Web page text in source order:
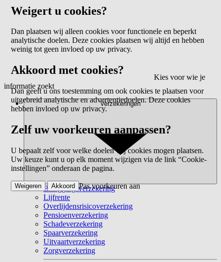
Kies voor wie je
informatie zoekt
Verzekeringen
Beleggingsverzekering
Lijfrente
Overlijdensrisicoverzekering
Pensioenverzekering
Schadeverzekering
Spaarverzekering
Uitvaartverzekering
Zorgverzekering
Weigert u cookies?
Dan plaatsen wij alleen cookies voor functionele en beperkt
analytische doelen. Deze cookies plaatsen wij altijd en hebben
weinig tot geen invloed op uw privacy.
Akkoord met cookies?
Dan geeft u ons toestemming om ook cookies te plaatsen voor
uitgebreid analytische en advertentiedoelen. Deze cookies
hebben invloed op uw privacy.
Zelf uw voorkeuren aanpassen?
U bepaalt zelf voor welke doelen wij cookies mogen plaatsen.
Uw keuze kunt u op elk moment wijzigen via de link “Cookie-
instellingen” onderaan de pagina.
Pas voorkeuren aan
Weigeren Akkoord